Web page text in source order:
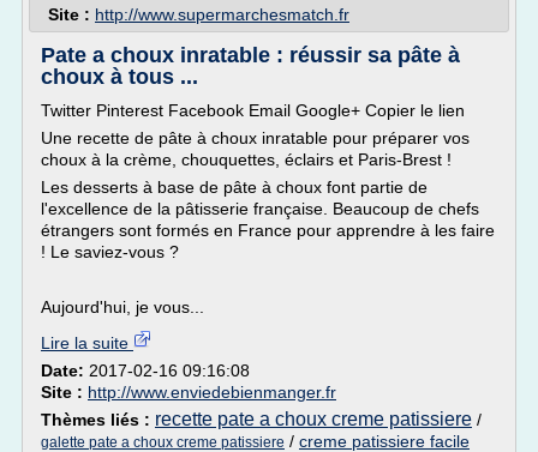
Site : http://www.supermarchesmatch.fr
Pate a choux inratable : réussir sa pâte à
choux à tous ...
Twitter Pinterest Facebook Email Google+ Copier le lien
Une recette de pâte à choux inratable pour préparer vos
choux à la crème, chouquettes, éclairs et Paris-Brest !
Les desserts à base de pâte à choux font partie de
l'excellence de la pâtisserie française. Beaucoup de chefs
étrangers sont formés en France pour apprendre à les faire
! Le saviez-vous ?
Aujourd'hui, je vous...
Lire la suite
Date: 2017-02-16 09:16:08
Site : http://www.enviedebienmanger.fr
Thèmes liés : recette pate a choux creme patissiere /
galette pate a choux creme patissiere / creme patissiere facile